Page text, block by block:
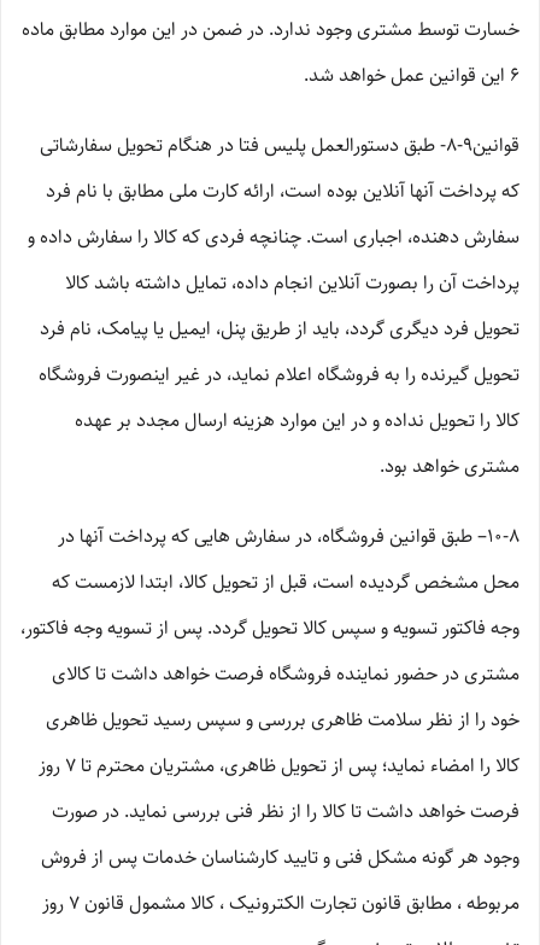
خسارت توسط مشتری وجود ندارد. در ضمن در این موارد مطابق ماده
۶ این قوانین عمل خواهد شد.
قوانین۹-۸- طبق دستورالعمل پلیس فتا در هنگام تحویل سفارشاتی
که پرداخت آنها آنلاین بوده است، ارائه کارت ملی مطابق با نام فرد
سفارش دهنده، اجباری است. چنانچه فردی که کالا را سفارش داده و
پرداخت آن را بصورت آنلاین انجام داده، تمایل داشته باشد کالا
تحویل فرد دیگری گردد، باید از طریق پنل، ایمیل یا پیامک، نام فرد
تحویل گیرنده را به فروشگاه اعلام نماید، در غیر اینصورت فروشگاه
کالا را تحویل نداده و در این موارد هزینه ارسال مجدد بر عهده
مشتری خواهد بود.
۱۰-۸– طبق قوانین فروشگاه، در سفارش هایی که پرداخت آنها در
محل مشخص گردیده است، قبل از تحویل کالا، ابتدا لازمست که
وجه فاکتور تسویه و سپس کالا تحویل گردد. پس از تسویه وجه فاکتور،
مشتری در حضور نماینده فروشگاه فرصت خواهد داشت تا کالای
خود را از نظر سلامت ظاهری بررسی و سپس رسید تحویل ظاهری
کالا را امضاء نماید؛ پس از تحویل ظاهری، مشتریان محترم تا ۷ روز
فرصت خواهد داشت تا کالا را از نظر فنی بررسی نماید. در صورت
وجود هر گونه مشکل فنی و تایید کارشناسان خدمات پس از فروش
مربوطه ، مطابق قانون تجارت الکترونیک ، کالا مشمول قانون ۷ روز